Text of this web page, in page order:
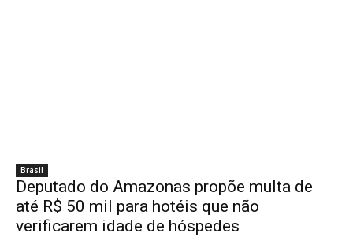
Brasil
Deputado do Amazonas propõe multa de
até R$ 50 mil para hotéis que não
verificarem idade de hóspedes